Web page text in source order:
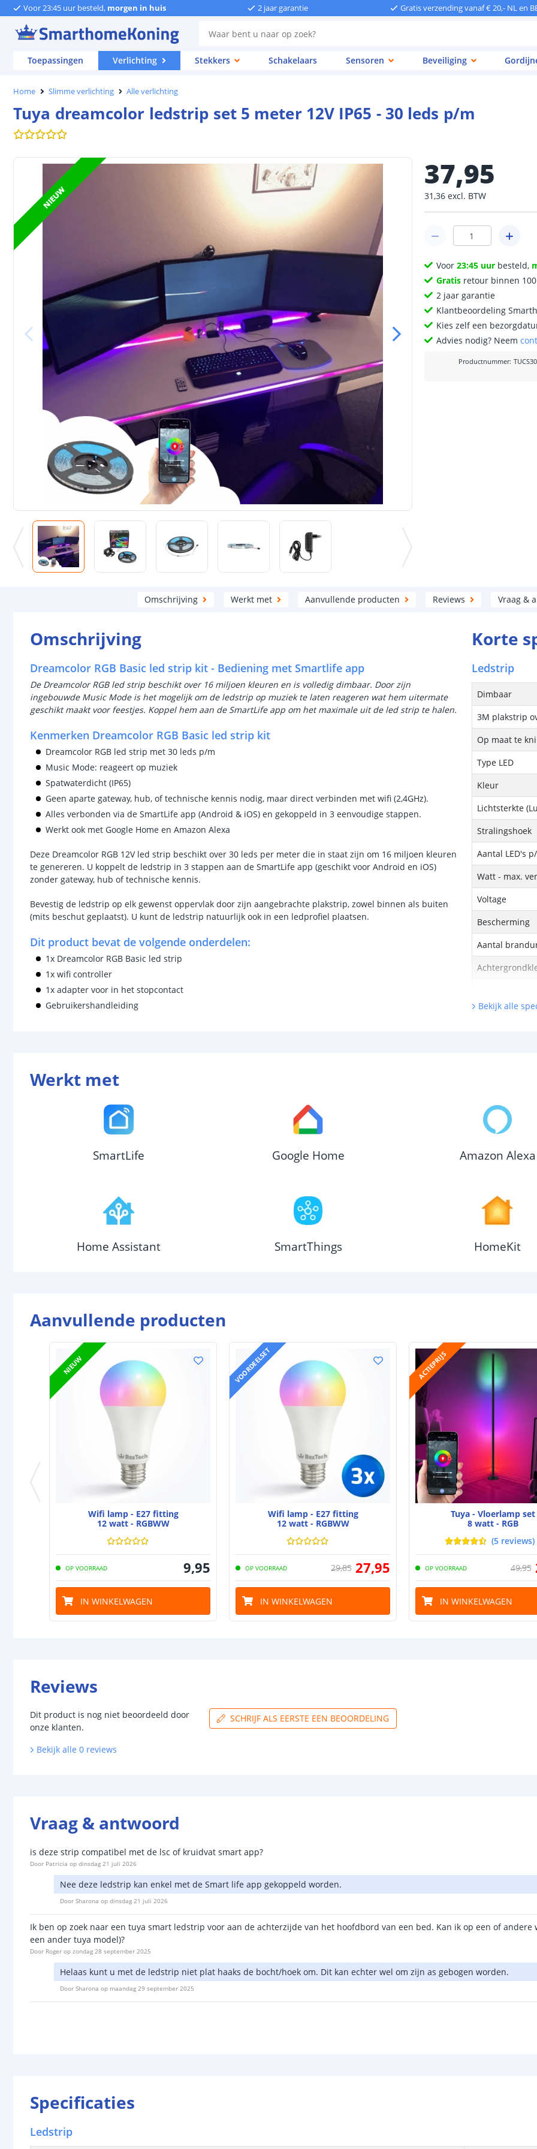
Voor 23:45 uur besteld, morgen in huis 2 jaar garantie Gratis verzending vanaf € 20,- NL en
Toepassingen Verlichting Stekkers Schakelaars Sensoren Beveiliging
Home Slimme verlichting Alle verlichting
Tuya dreamcolor ledstrip set 5 meter 12V IP65 - 30 leds p/m
NIEUW
37,95
31,36 excl. BTW
Voor23:45 uur besteld,
Gratis retour binnen
2 jaar garantie
Klantbeoordeling
Kies zelf een
Advies nodig? Neem
Productnummer:
Omschrijving Werkt met Aanvullende producten Reviews Vraag &
Omschrijving
Dreamcolor RGB Basic led strip kit - Bediening met Smartlife app
De Dreamcolor RGB led strip beschikt over 16 miljoen kleuren en is volledig dimbaar. Door zijn
ingebouwde Music Mode is het mogelijk om de ledstrip op muziek te laten reageren wat hem uitermate
geschikt maakt voor feestjes. Koppel hem aan de SmartLife app om het maximale uit de led strip te halen.
Kenmerken Dreamcolor RGB Basic led strip kit
Dreamcolor RGB led strip met 30 leds p/m
Music Mode: reageert op muziek
Spatwaterdicht (IP65)
Geen aparte gateway, hub, of technische kennis nodig, maar direct verbinden met wifi (2,4GHz).
Alles verbonden via de SmartLife app (Android & iOS) en gekoppeld in 3 eenvoudige stappen.
Werkt ook met Google Home en Amazon Alexa
Deze Dreamcolor RGB 12V led strip beschikt over 30 leds per meter die in staat zijn om 16 miljoen kleuren
te genereren. U koppelt de ledstrip in 3 stappen aan de SmartLife app (geschikt voor Android en iOS)
zonder gateway, hub of technische kennis.
Bevestig de ledstrip op elk gewenst oppervlak door zijn aangebrachte plakstrip, zowel binnen als buiten
(mits beschut geplaatst). U kunt de ledstrip natuurlijk ook in een ledprofiel plaatsen.
Dit product bevat de volgende onderdelen:
1x Dreamcolor RGB Basic led strip
1x wifi controller
1x adapter voor in het stopcontact
Gebruikershandleiding
Korte
Ledstrip
Dimbaar
3M plakstrip
Op maat te
Type LED
Kleur
Lichtsterkte
Stralingshoek
Aantal LED's
Watt - max.
Voltage
Bescherming
Aantal
Dikte led strip
Bekijk alle
Werkt met
SmartLife Google Home Amazon Alexa
Home Assistant SmartThings HomeKit
Aanvullende producten
NIEUW
Wifi lamp - E27 fitting
12 watt - RGBWW
OP VOORRAAD 9,95
IN WINKELWAGEN
VOORDEELSET
Wifi lamp - E27 fitting
12 watt - RGBWW
OP VOORRAAD 29,85 27,95
IN WINKELWAGEN
ACTIEPRIJS
Tuya - Vloerlamp set
8 watt - RGB
(5 reviews)
OP VOORRAAD 49,95
IN WINKELWAGEN
Reviews
Dit product is nog niet beoordeeld door
onze klanten.
SCHRIJF ALS EERSTE EEN BEOORDELING
Bekijk alle 0 reviews
Vraag & antwoord
is deze strip compatibel met de lsc of kruidvat smart app?
Door Patricia op dinsdag 21 juli 2026
Nee deze ledstrip kan enkel met de Smart life app gekoppeld worden.
Door Sharona op dinsdag 21 juli 2026
Ik ben op zoek naar een tuya smart ledstrip voor aan de achterzijde van het hoofdbord van een bed. Kan ik op een of
een ander tuya model)?
Door Roger op zondag 28 september 2025
Helaas kunt u met de ledstrip niet plat haaks de bocht/hoek om. Dit kan echter wel om zijn as gebogen worden.
Door Sharona op maandag 29 september 2025
Specificaties
Ledstrip